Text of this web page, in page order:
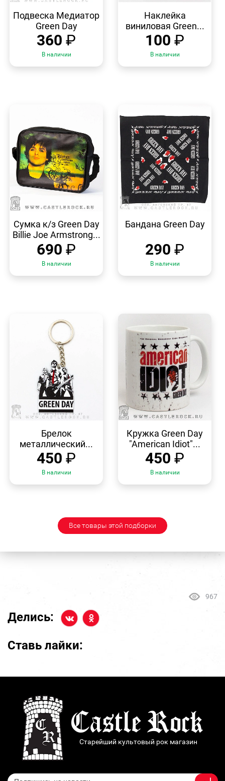
ПРОСМОТР
Подвеска Медиатор
Green Day
360 ₽
В наличии
ПРОСМОТР
Наклейка
виниловая Green...
100 ₽
В наличии
ПРОСМОТР
Сумка к/з Green Day
Billie Joe Armstrong...
690 ₽
В наличии
ПРОСМОТР
Бандана Green Day
290 ₽
В наличии
ПРОСМОТР
Брелок
металлический...
450 ₽
В наличии
ПРОСМОТР
Кружка Green Day
"American Idiot"...
450 ₽
В наличии
Все товары этой подборки
967
Делись:
Ставь лайки:
Старейший культовый рок магазин